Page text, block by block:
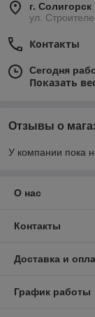
г. Солигорск
ул.
Контакты
Сегодня
Показать
Отзывы о
У компании пока
О нас
Контакты
Доставка и
График работы